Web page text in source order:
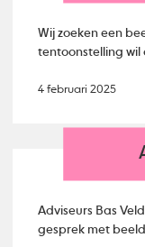
Wij zoeken een
tentoonstelling wil
4 februari 2025
Adviseurs Bas
gesprek met